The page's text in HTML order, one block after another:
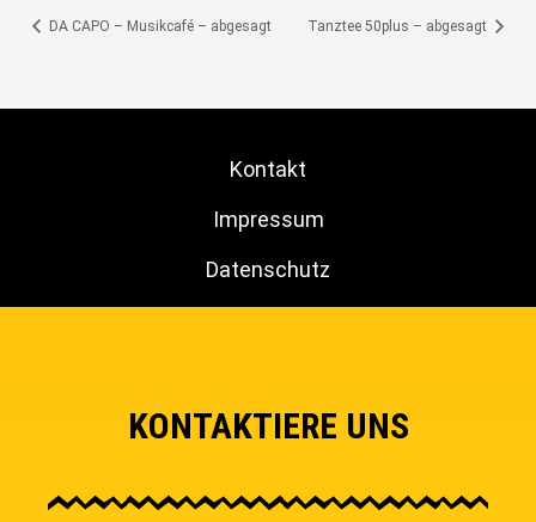
DA CAPO – Musikcafé – abgesagt Tanztee 50plus – abgesagt
Kontakt
Impressum
Datenschutz
KONTAKTIERE UNS